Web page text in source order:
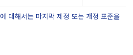
대해서는 마지막 제정 또는 개정 표준을